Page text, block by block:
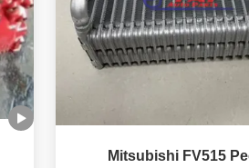
Mitsubishi FV515